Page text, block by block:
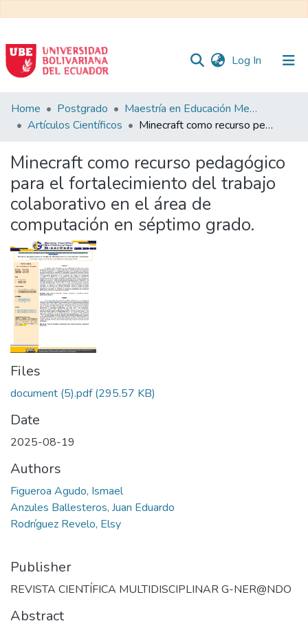
Log In (current)
Communities
&
All of DSpace
Statistics
Home Postgrado
Maestría en Educación Mención en Pedagogía en Entornos Digitales
Artículos Científicos
Minecraft como recurso pedagógico para el fortalecimiento del trabajo colaborativo en el área de computación en séptimo grado.
Minecraft como recurso pedagógico
para el fortalecimiento del trabajo
colaborativo en el área de
computación en séptimo grado.
Files
document (5).pdf(295.57 KB)
Date
2025-08-19
Authors
Figueroa Agudo, Ismael
Anzules Ballesteros, Juan Eduardo
Rodríguez Revelo, Elsy
Publisher
REVISTA CIENTÍFICA MULTIDISCIPLINAR G-NER@NDO
Abstract